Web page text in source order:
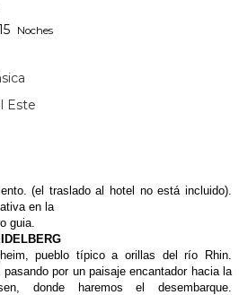
Noches
Este
(el traslado al hotel no está incluido).
en la
guia.
pueblo típico a orillas del río Rhin.
por un paisaje encantador hacia la
donde haremosel desembarque.